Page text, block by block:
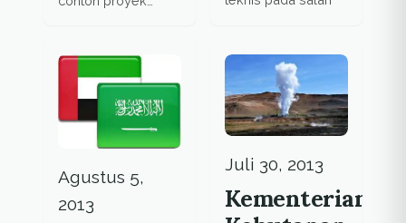
Indonesia.
di grid Banyuwangi,
Jawa Timur. Kantor
PLN Bali
melaporkan bahwa
tersambar petir
pada Sabtu malam
saat hujan turun.
Agustus 5,
2013
Juli 30, 2013
Kementerian